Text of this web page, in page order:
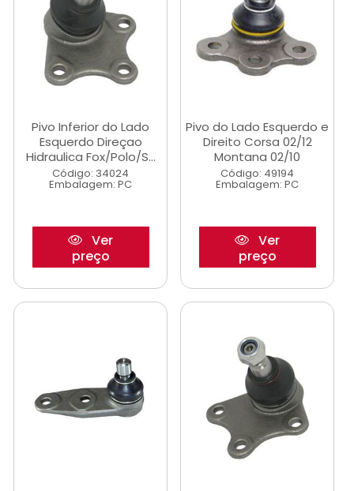
Pivo Inferior do Lado
Esquerdo Direçao
Hidraulica Fox/Polo/S...
Código: 34024
Embalagem: PC
Ver
preço
Pivo do Lado Esquerdo e
Direito Corsa 02/12
Montana 02/10
Código: 49194
Embalagem: PC
Ver
preço